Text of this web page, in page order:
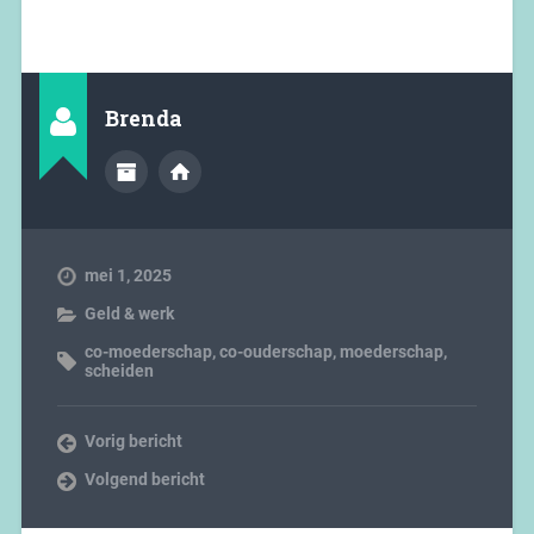
Brenda
mei 1, 2025
Geld & werk
co-moederschap,co-ouderschap, moederschap,
scheiden
Vorig bericht
Volgend bericht